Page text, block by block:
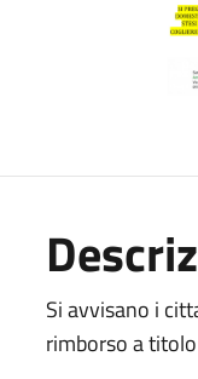
Si avvisano i
rimborso a